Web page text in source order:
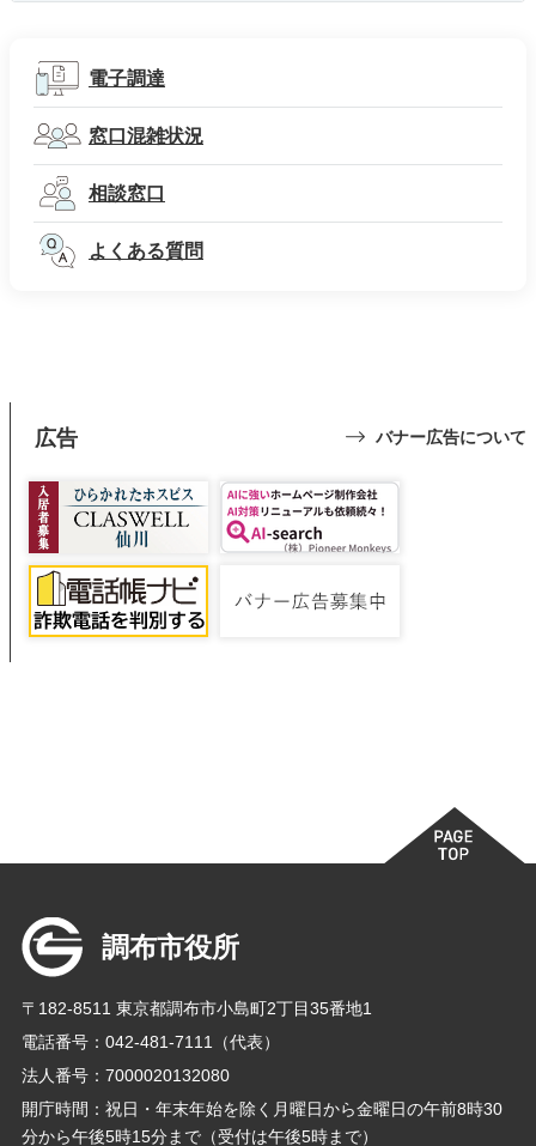
電子調達
窓口混雑状況
相談窓口
よくある質問
広告 バナー広告について
調布市役所
〒182-8511 東京都調布市小島町2丁目35番地1
電話番号：042-481-7111（代表）
法人番号：7000020132080
開庁時間：祝日・年末年始を除く月曜日から金曜日の午前8時30
分から午後5時15分まで（受付は午後5時まで）